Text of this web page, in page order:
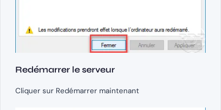
Redémarrer le serveur
Cliquer sur Redémarrer maintenant